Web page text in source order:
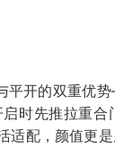
平开的双重
时先推拉重
配，颜值更